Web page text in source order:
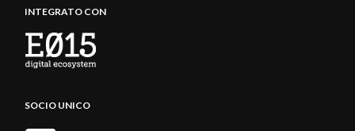
INTEGRATO CON
SOCIO UNICO